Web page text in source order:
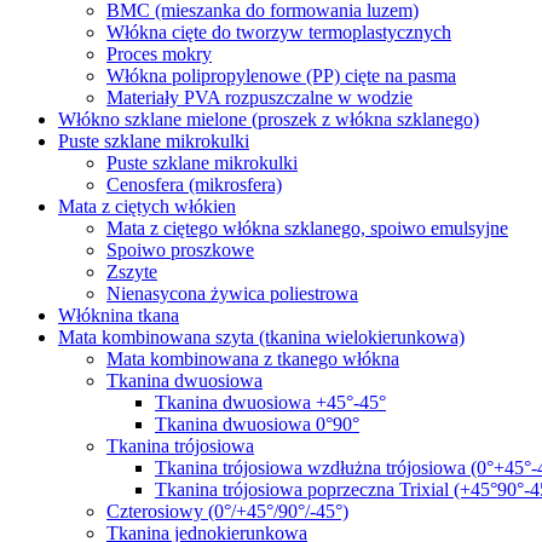
BMC (mieszanka do formowania luzem)
Włókna cięte do tworzyw termoplastycznych
Proces mokry
Włókna polipropylenowe (PP) cięte na pasma
Materiały PVA rozpuszczalne w wodzie
Włókno szklane mielone (proszek z włókna szklanego)
Puste szklane mikrokulki
Puste szklane mikrokulki
Cenosfera (mikrosfera)
Mata z ciętych włókien
Mata z ciętego włókna szklanego, spoiwo emulsyjne
Spoiwo proszkowe
Zszyte
Nienasycona żywica poliestrowa
Włóknina tkana
Mata kombinowana szyta (tkanina wielokierunkowa)
Mata kombinowana z tkanego włókna
Tkanina dwuosiowa
Tkanina dwuosiowa +45°-45°
Tkanina dwuosiowa 0°90°
Tkanina trójosiowa
Tkanina trójosiowa wzdłużna trójosiowa (0°+45°-
Tkanina trójosiowa poprzeczna Trixial (+45°90°-
Czterosiowy (0°/+45°/90°/-45°)
Tkanina jednokierunkowa